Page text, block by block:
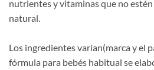
nutrientes y vitaminas que no
natural.
Los ingredientes varían(marca y el
fórmula para bebés habitual se